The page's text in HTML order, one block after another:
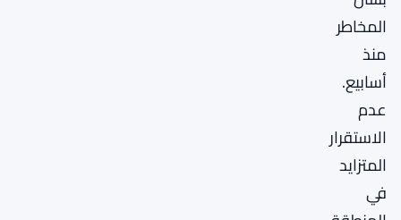
المخاطر
منذ
أسابيع.
عدم
الاستقرار
المتزايد
في